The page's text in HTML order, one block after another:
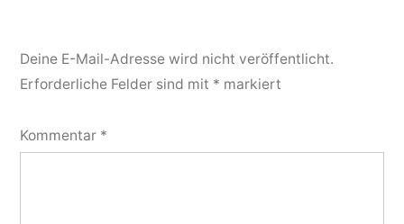
Deine E-Mail-Adresse wird nicht veröffentlicht.
Erforderliche Felder sind mit * markiert
Kommentar *